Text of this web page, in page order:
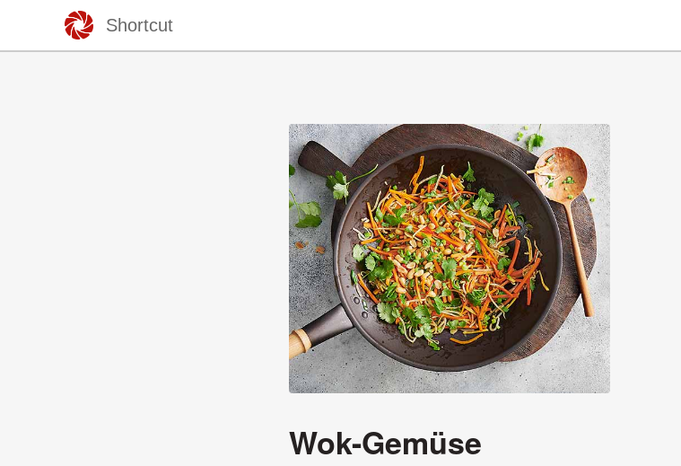
Shortcut
Wok-Gemüse